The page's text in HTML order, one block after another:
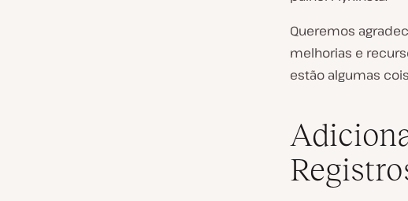
Queremos
melhorias e
estão algumas